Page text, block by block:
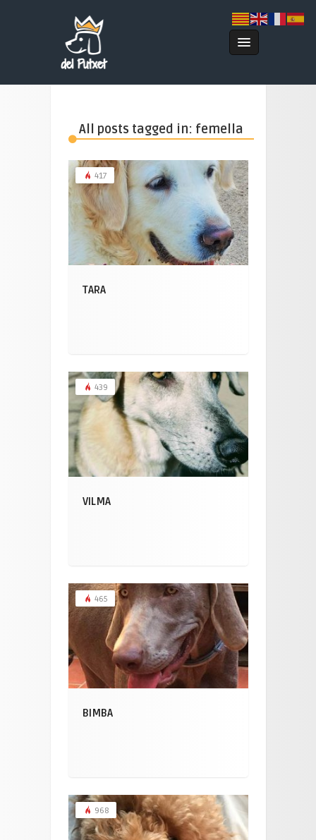
All posts tagged in: femella
417
TARA
439
VILMA
465
BIMBA
968